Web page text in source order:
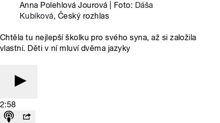
Anna Polehlová Jourová | Foto: Dáša
Kubíková, Český rozhlas
Chtěla tu nejlepší školku pro svého syna, až si založila
vlastní. Děti v ní mluví dvěma jazyky
2:58